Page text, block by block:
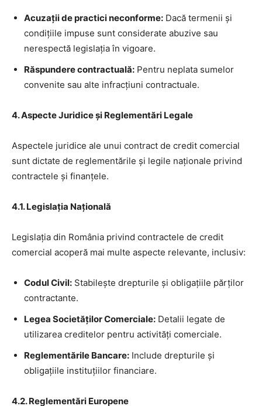
Acuzații de practici neconforme: Dacă termenii și
condițiile impuse sunt considerate abuzive sau
nerespectă legislația în vigoare.
Răspundere contractuală: Pentru neplata sumelor
convenite sau alte infracțiuni contractuale.
4. Aspecte Juridice și Reglementări Legale
Aspectele juridice ale unui contract de credit comercial
sunt dictate de reglementările și legile naționale privind
contractele și finanțele.
4.1. Legislația Națională
Legislația din România privind contractele de credit
comercial acoperă mai multe aspecte relevante, inclusiv:
Codul Civil: Stabilește drepturile și obligațiile părților
contractante.
Legea Societăților Comerciale: Detalii legate de
utilizarea creditelor pentru activități comerciale.
Reglementările Bancare: Include drepturile și
obligațiile instituțiilor financiare.
4.2. Reglementări Europene